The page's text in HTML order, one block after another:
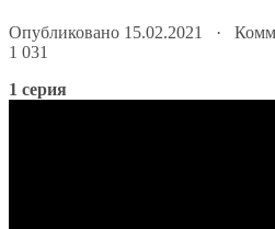
Опубликовано 15.02.2021 ·
1 031
1 серия